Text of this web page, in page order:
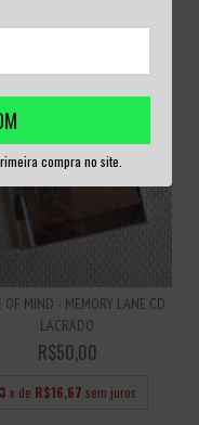
compra no site.
x deR$16,67sem juros
OF MIND - MEMORY LANE CD
LACRADO
R$50,00
3 x de R$16,67 sem juros